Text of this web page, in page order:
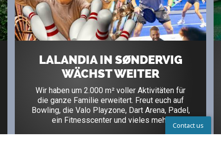
LALANDIA IN SØNDERVIG
WÄCHST WEITER
Wir haben um 2.000 m² voller Aktivitäten für
die ganze Familie erweitert. Freut euch auf
Bowling, die Valo Playzone, Dart Arena, Padel,
ein Fitnesscenter und vieles mehr.
Contact us